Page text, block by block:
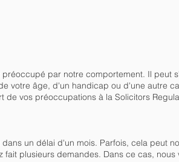
par notre comportement. Il peut
votre âge, d'un handicap ou d'une autre
vos préoccupations à la Solicitors
un délai d'un mois. Parfois, cela peut
plusieurs demandes. Dans ce cas, nous